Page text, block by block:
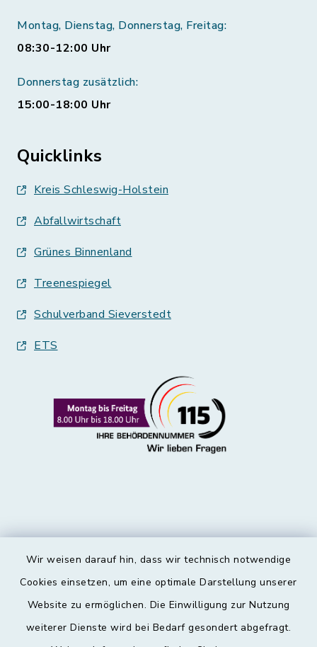
Wir weisen darauf hin, dass wir technisch notwendige
Cookies einsetzen, um eine optimale Darstellung unserer
Website zu ermöglichen. Die Einwilligung zur Nutzung
weiterer Dienste wird bei Bedarf gesondert abgefragt.
Montag, Dienstag, Donnerstag, Freitag:
08:30-12:00 Uhr
Donnerstag zusätzlich:
15:00-18:00 Uhr
Quicklinks
Kreis Schleswig-Holstein
Abfallwirtschaft
Grünes Binnenland
Treenespiegel
Schulverband Sieverstedt
ETS
Kontakt